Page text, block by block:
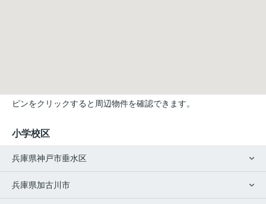
ピンをクリックすると周辺物件を確認できます。
小学校区
兵庫県神戸市垂水区
兵庫県加古川市